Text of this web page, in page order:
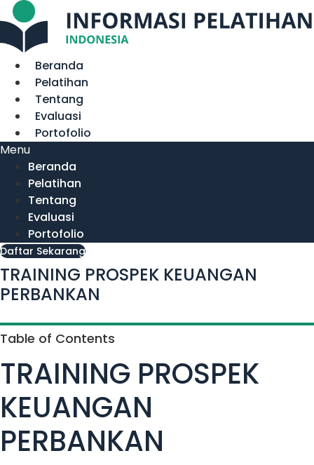
Lewati
ke
konten
Beranda
Pelatihan
Tentang
Evaluasi
Portofolio
Menu
Beranda
Pelatihan
Tentang
Evaluasi
Portofolio
Daftar Sekarang
TRAINING PROSPEK KEUANGAN
PERBANKAN
Table of Contents
TRAINING PROSPEK
KEUANGAN
PERBANKAN